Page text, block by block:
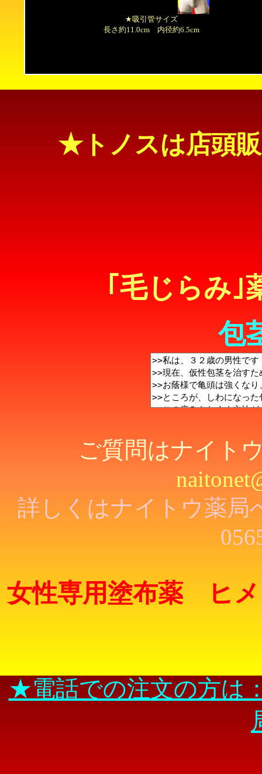
★吸引管サイズ
長さ約11.0cm 内径約6.5cm
★トノスは店頭
｢毛じらみ｣
包
ご質問はナイ
詳しくはナイトウ薬局
女性専用塗布薬 ヒ
★電話での注文の方は